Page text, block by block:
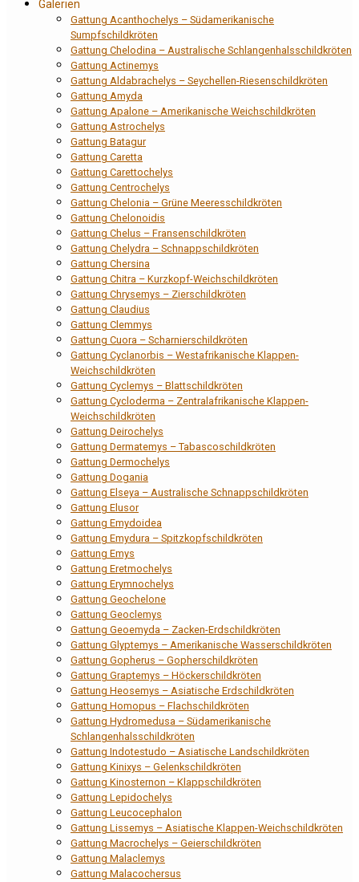
Galerien
Gattung Acanthochelys – Südamerikanische
Sumpfschildkröten
Gattung Chelodina – Australische Schlangenhalsschildkröten
Gattung Actinemys
Gattung Aldabrachelys – Seychellen-Riesenschildkröten
Gattung Amyda
Gattung Apalone – Amerikanische Weichschildkröten
Gattung Astrochelys
Gattung Batagur
Gattung Caretta
Gattung Carettochelys
Gattung Centrochelys
Gattung Chelonia – Grüne Meeresschildkröten
Gattung Chelonoidis
Gattung Chelus – Fransenschildkröten
Gattung Chelydra – Schnappschildkröten
Gattung Chersina
Gattung Chitra – Kurzkopf-Weichschildkröten
Gattung Chrysemys – Zierschildkröten
Gattung Claudius
Gattung Clemmys
Gattung Cuora – Scharnierschildkröten
Gattung Cyclanorbis – Westafrikanische Klappen-
Weichschildkröten
Gattung Cyclemys – Blattschildkröten
Gattung Cycloderma – Zentralafrikanische Klappen-
Weichschildkröten
Gattung Deirochelys
Gattung Dermatemys – Tabascoschildkröten
Gattung Dermochelys
Gattung Dogania
Gattung Elseya – Australische Schnappschildkröten
Gattung Elusor
Gattung Emydoidea
Gattung Emydura – Spitzkopfschildkröten
Gattung Emys
Gattung Eretmochelys
Gattung Erymnochelys
Gattung Geochelone
Gattung Geoclemys
Gattung Geoemyda – Zacken-Erdschildkröten
Gattung Glyptemys – Amerikanische Wasserschildkröten
Gattung Gopherus – Gopherschildkröten
Gattung Graptemys – Höckerschildkröten
Gattung Heosemys – Asiatische Erdschildkröten
Gattung Homopus – Flachschildkröten
Gattung Hydromedusa – Südamerikanische
Schlangenhalsschildkröten
Gattung Indotestudo – Asiatische Landschildkröten
Gattung Kinixys – Gelenkschildkröten
Gattung Kinosternon – Klappschildkröten
Gattung Lepidochelys
Gattung Leucocephalon
Gattung Lissemys – Asiatische Klappen-Weichschildkröten
Gattung Macrochelys – Geierschildkröten
Gattung Malaclemys
Gattung Malacochersus